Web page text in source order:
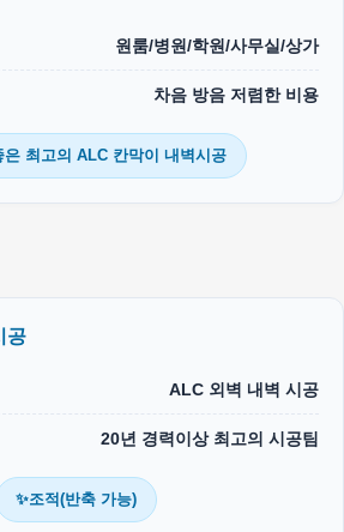
원룸/병원/학원/사무실/상가
차음 방음 저렴한 비용
은 최고의 ALC 칸막이 내벽시공
공
ALC 외벽 내벽 시공
20년 경력이상 최고의 시공팀
✨조적(반축 가능)